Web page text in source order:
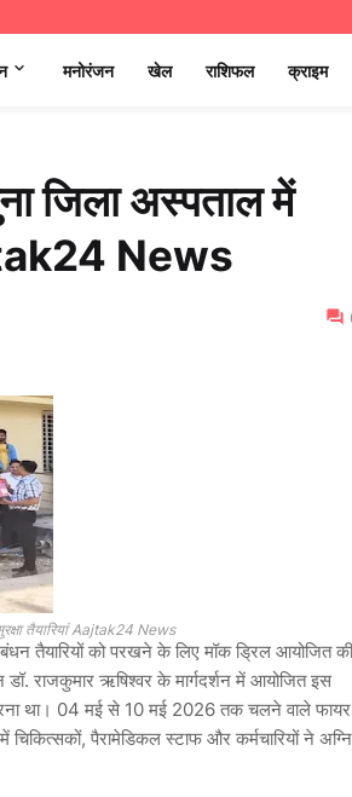
मनोरंजन खेल राशिफल क्राइम
जिला अस्पताल में
News
तैयारियां Aajtak24 News
तैयारियों को परखने के लिए मॉक ड्रिल आयोजित की
राजकुमार ऋषिश्वर के मार्गदर्शन में आयोजित इस
था। 04 मई से 10 मई 2026 तक चलने वाले फायर
पैरामेडिकल स्टाफ और कर्मचारियों ने अग्नि